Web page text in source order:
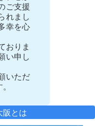
ご支援
れまし
幸を心
い申し
阪とは